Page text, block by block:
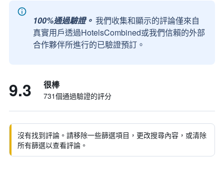
100%通過驗證。 我們收集和顯示的評論僅來自
真實用戶透過HotelsCombined或我們信賴的外部
合作夥伴所進行的已驗證預訂。
9.3 很棒
731個通過驗證的評分
沒有找到評論。請移除一些篩選項目，更改搜尋內容，或清除
所有篩選以查看評論。